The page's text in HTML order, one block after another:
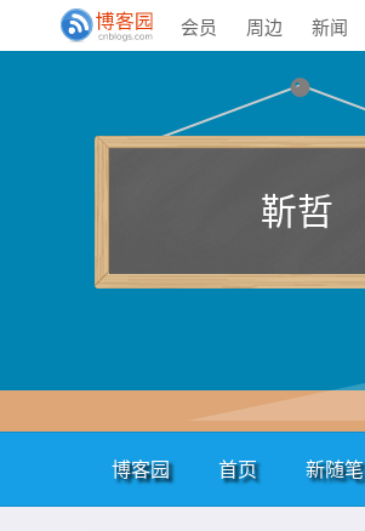
会员 周边 新闻
靳哲
博客园 首页 新随笔